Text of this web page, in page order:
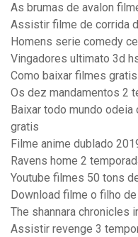
As brumas de avalon
Assistir filme de corrida
Homens serie comedy
Vingadores ultimato 3d
Como baixar filmes
Os dez mandamentos 2
Baixar todo mundo
gratis
Filme anime dublado
Ravens home 2
Youtube filmes 50 tons
Download filme o filho
The shannara chronicles
Assistir revenge 3